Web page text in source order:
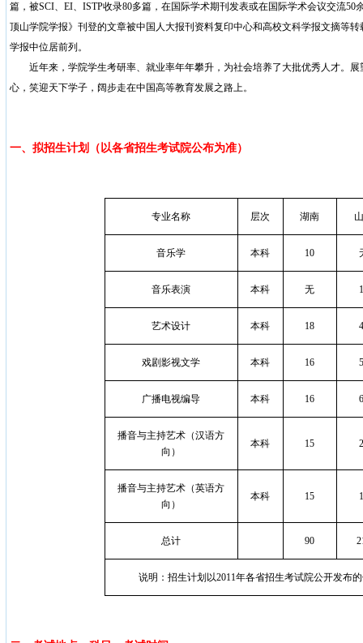
篇，被SCI、 EI、 ISTP收录80多篇，在国际学术期刊发表或在国际学术会议交流50
顶山学院学报》刊登的文章被中国人大报刊资料复印中心和高校文科学报文摘等转
学报中位居前列。
近年来，学院学生考研率、就业率年年攀升，为社会培养了大批优秀人才。展
心，笑迎天下学子，阔步走在中国高等教育发展之路上。
一、拟招生计划（以各省招生考试院公布为准）
专业名称 层次 湖南
音乐学 本科 10
音乐表演 本科 无
艺术设计 本科 18
戏剧影视文学 本科 16
广播电视编导 本科 16
播音与主持艺术（汉语方
向）
本科 15
播音与主持艺术（英语方
向）
本科 15
总计 90
说明：招生计划以2011年各省招生考试院公开发布